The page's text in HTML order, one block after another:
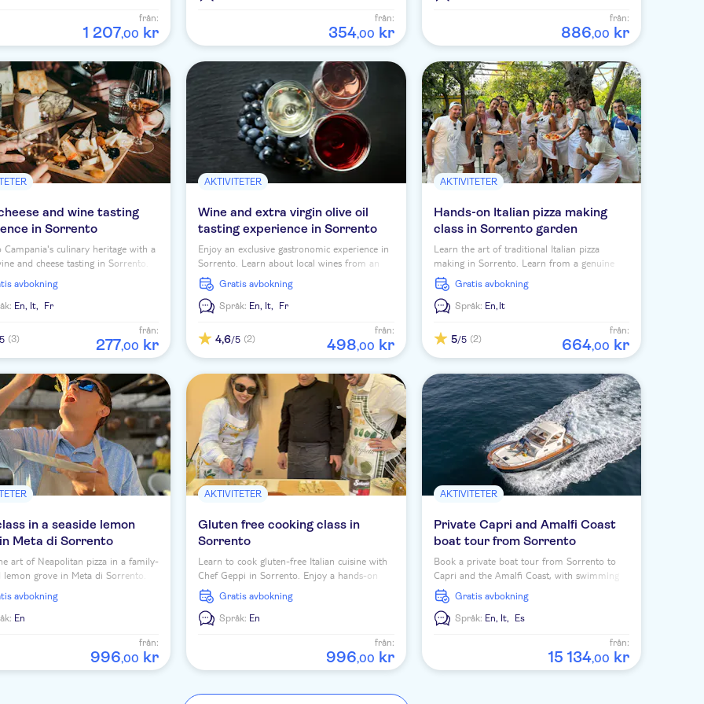
från:
1 207,00 kr
från:
354,00 kr
från:
886,00 kr
and wine tasting
in Sorrento
Campania's culinary heritage with a
and cheese tasting in Sorrento.
savour the region's best guided by
sommelier.
avbokning
En, It, Fr
(3)
från:
277,00 kr
AKTIVITETER
Wine and extra virgin olive oil
tasting experience in Sorrento
Enjoy an exclusive gastronomic experience in
Sorrento. Learn about local wines from an
expert sommelier and savour seasonal
delicacies. Book now!
Gratis avbokning
Språk: En, It, Fr
4,6/5 (2)
från:
498,00 kr
AKTIVITETER
Hands-on Italian pizza making
class in Sorrento garden
Learn the art of traditional Italian pizza
making in Sorrento. Learn from a genuine
pizzaiolo and savour your creation with wine.
Book now.
Gratis avbokning
Språk: En, It
5/5 (2)
från:
664,00 kr
in a seaside lemon
Meta di Sorrento
art of Neapolitan pizza in a family-
lemon grove in Meta di Sorrento.
process, the food, and the
views.
avbokning
En
från:
996,00 kr
AKTIVITETER
Gluten free cooking class in
Sorrento
Learn to cook gluten-free Italian cuisine with
Chef Geppi in Sorrento. Enjoy a hands-on
experience at a family-owned farm and
savour your creations.
Gratis avbokning
Språk: En
från:
996,00 kr
AKTIVITETER
Private Capri and Amalfi Coast
boat tour from Sorrento
Book a private boat tour from Sorrento to
Capri and the Amalfi Coast, with swimming
stops, Faraglioni views, and a flexible itinerary
with professional skipper.
Gratis avbokning
Språk: En, It, Es
från:
15 134,00 kr